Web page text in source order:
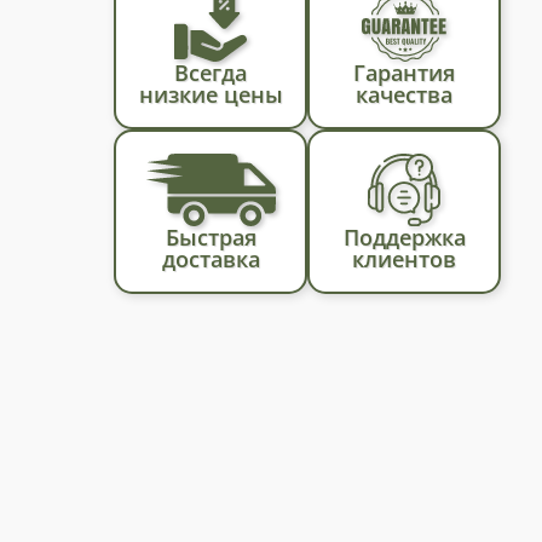
Всегда
низкие цены
Гарантия
качества
Быстрая
доставка
Поддержка
клиентов